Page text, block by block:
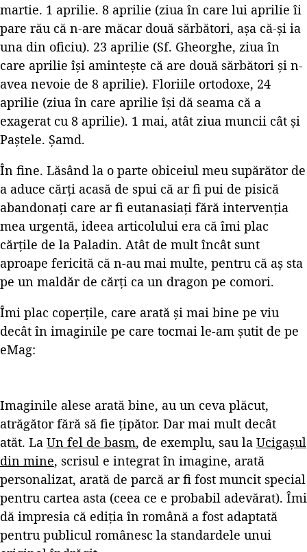
martie. 1 aprilie. 8 aprilie (ziua în care lui aprilie îi
pare rău că n-are măcar două sărbători, așa că-și ia
una din oficiu). 23 aprilie (Sf. Gheorghe, ziua în
care aprilie își amintește că are două sărbători și n-
avea nevoie de 8 aprilie). Floriile ortodoxe, 24
aprilie (ziua în care aprilie își dă seama că a
exagerat cu 8 aprilie). 1 mai, atât ziua muncii cât și
Paștele. Șamd.
În fine. Lăsând la o parte obiceiul meu supărător de
a aduce cărți acasă de spui că ar fi pui de pisică
abandonați care ar fi eutanasiați fără intervenția
mea urgentă, ideea articolului era că îmi plac
cărțile de la Paladin. Atât de mult încât sunt
aproape fericită că n-au mai multe, pentru că aș sta
pe un maldăr de cărți ca un dragon pe comori.
Îmi plac coperțile, care arată și mai bine pe viu
decât în imaginile pe care tocmai le-am șutit de pe
eMag:
Imaginile alese arată bine, au un ceva plăcut,
atrăgător fără să fie țipător. Dar mai mult decât
atăt. La Un fel de basm, de exemplu, sau la Ucigașul
din mine, scrisul e integrat în imagine, arată
personalizat, arată de parcă ar fi fost muncit special
pentru cartea asta (ceea ce e probabil adevărat). Îmi
dă impresia că ediția în română a fost adaptată
pentru publicul românesc la standardele unui